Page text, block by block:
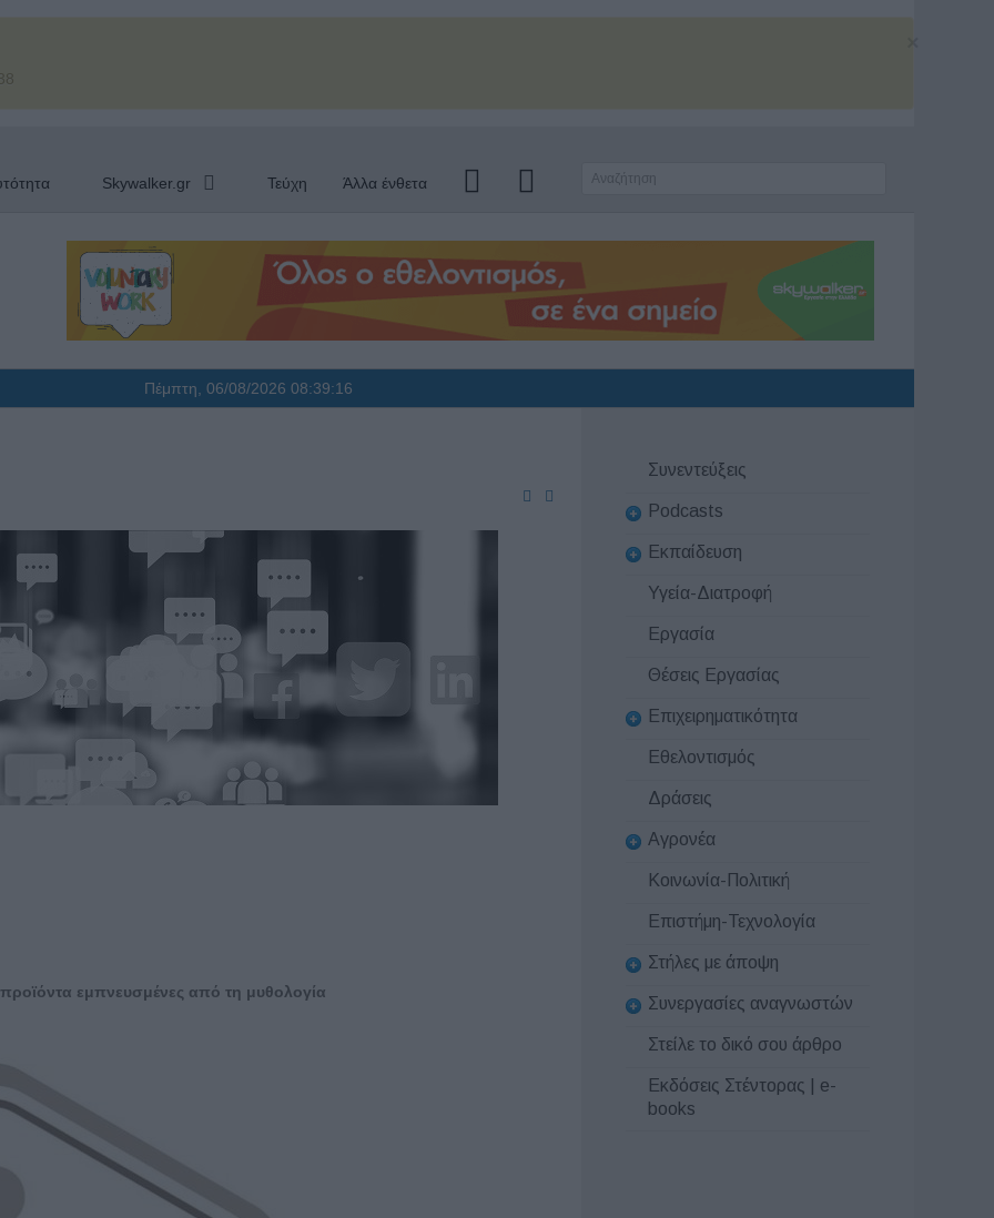
Skywalker.gr Τεύχη Άλλα ένθετα
Πέμπτη, 06/08/2026 08:39:18
εμπνευσμένες από τη μυθολογία
Συνεντεύξεις
Podcasts
Εκπαίδευση
Υγεία-Διατροφή
Εργασία
Θέσεις Εργασίας
Επιχειρηματικότητα
Εθελοντισμός
Δράσεις
Αγρονέα
Κοινωνία-Πολιτική
Επιστήμη-Τεχνολογία
Στήλες με άποψη
Συνεργασίες αναγνωστών
Στείλε το δικό σου άρθρο
Εκδόσεις Στέντορας | e-
books